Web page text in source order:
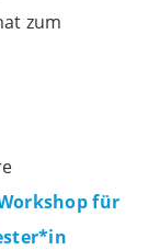
zum
für